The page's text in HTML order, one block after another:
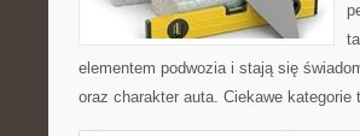
elementem podwozia i stają się
oraz charakter auta. Ciekawe